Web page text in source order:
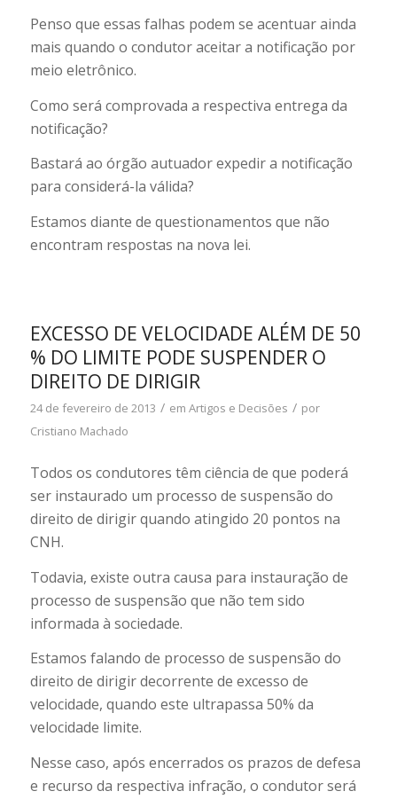
Penso que essas falhas podem se acentuar ainda
mais quando o condutor aceitar a notificação por
meio eletrônico.
Como será comprovada a respectiva entrega da
notificação?
Bastará ao órgão autuador expedir a notificação
para considerá-la válida?
Estamos diante de questionamentos que não
encontram respostas na nova lei.
EXCESSO DE VELOCIDADE ALÉM DE 50
% DO LIMITE PODE SUSPENDER O
DIREITO DE DIRIGIR
24 de fevereiro de 2013 / em Artigos e Decisões / por
Cristiano Machado
Todos os condutores têm ciência de que poderá
ser instaurado um processo de suspensão do
direito de dirigir quando atingido 20 pontos na
CNH.
Todavia, existe outra causa para instauração de
processo de suspensão que não tem sido
informada à sociedade.
Estamos falando de processo de suspensão do
direito de dirigir decorrente de excesso de
velocidade, quando este ultrapassa 50% da
velocidade limite.
Nesse caso, após encerrados os prazos de defesa
e recurso da respectiva infração, o condutor será